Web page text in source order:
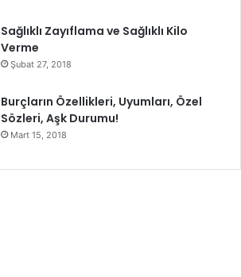
Sağlıklı Zayıflama ve Sağlıklı Kilo
Verme
Şubat 27, 2018
Burçların Özellikleri, Uyumları, Özel
Sözleri, Aşk Durumu!
Mart 15, 2018